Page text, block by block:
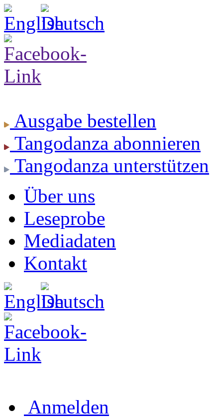
Ausgabe bestellen
Tangodanza abonnieren
Tangodanza unterstützen
Über uns
Leseprobe
Mediadaten
Kontakt
Anmelden